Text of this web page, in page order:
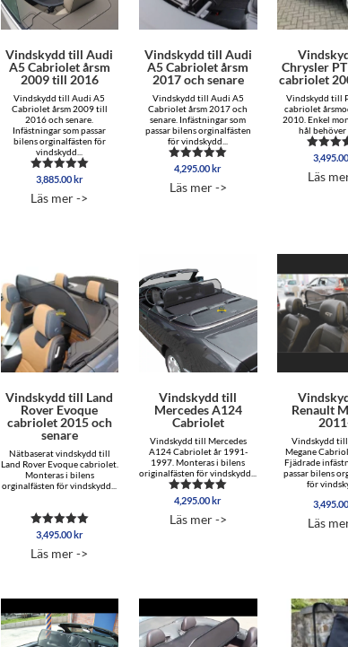
Vindskydd till Audi
A5 Cabriolet årsm
2009 till 2016
Vindskydd till Audi A5
Cabriolet årsm 2009 till
2016 och senare.
Infästningar som passar
bilens orginalfästen för
vindskydd...
Betygsatt
av 5
3,885.00 kr
Läs mer ->
Vindskydd till Audi
A5 Cabriolet årsm
2017 och senare
Vindskydd till Audi A5
Cabriolet årsm 2017 och
senare. Infästningar som
passar bilens orginalfästen
för vindskydd...
Betygsatt
av 5
4,295.00 kr
Läs mer ->
Chrysler
cabriolet
Vindskydd till
cabriolet
2010. Enkel
hål behöver
3,495.00
Läs
Vindskydd till Land
Rover Evoque
cabriolet 2015 och
senare
Nätbaserat vindskydd till
Land Rover Evoque cabriolet.
Monteras i bilens
orginalfästen för vindskydd...
Betygsatt
av 5
3,495.00kr
Läs mer ->
Vindskydd till
Mercedes A124
Cabriolet
Vindskydd till Mercedes
A124 Cabriolet år 1991-
1997. Monteras i bilens
originalfästen för vindskydd...
Betygsatt
av 5
4,295.00kr
Läs mer ->
Renault
Vindskydd
Megane
Fjädrade
passar bilens
för
3,495.00
Läs